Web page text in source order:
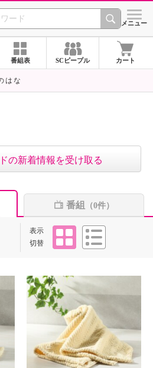
CHANNEL ショッ
メニュー
番組表 SCピープル カート
はな
の新着情報を受け取る
番組 （0件）
表示
切替
タイル